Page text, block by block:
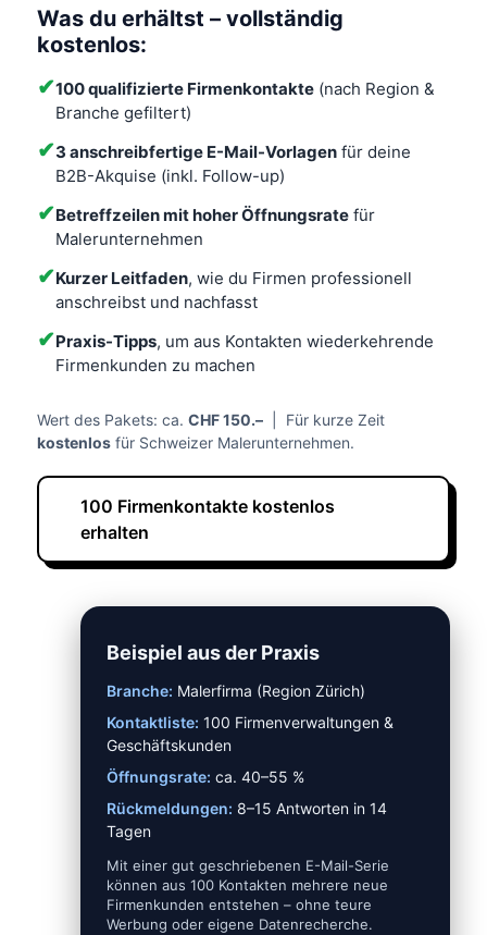
Was du erhältst – vollständig
kostenlos:
✔100 qualifizierte Firmenkontakte (nach Region &
Branche gefiltert)
✔3 anschreibfertige E-Mail-Vorlagen für deine
B2B-Akquise (inkl. Follow-up)
✔Betreffzeilen mit hoher Öffnungsrate für
Malerunternehmen
✔Kurzer Leitfaden, wie du Firmen professionell
anschreibst und nachfasst
✔Praxis-Tipps, um aus Kontakten wiederkehrende
Firmenkunden zu machen
Wert des Pakets: ca. CHF 150.– | Für kurze Zeit
kostenlos für Schweizer Malerunternehmen.
100 Firmenkontakte kostenlos
erhalten
Beispiel aus der Praxis
Branche: Malerfirma (Region Zürich)
Kontaktliste: 100 Firmenverwaltungen &
Geschäftskunden
Öffnungsrate: ca. 40–55 %
Rückmeldungen: 8–15 Antworten in 14
Tagen
Mit einer gut geschriebenen E-Mail-Serie
können aus 100 Kontakten mehrere neue
Firmenkunden entstehen – ohne teure
Werbung oder eigene Datenrecherche.